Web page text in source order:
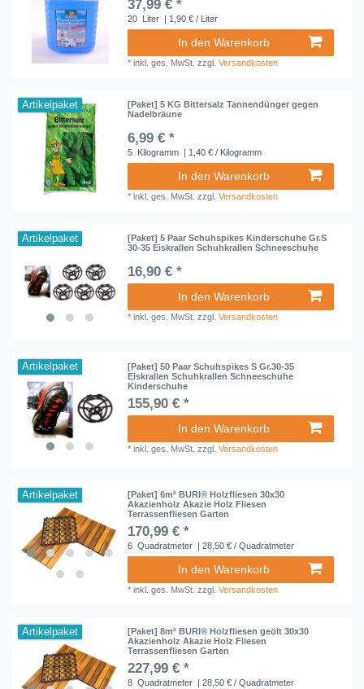
37,99 € *
20 Liter | 1,90 € / Liter
In den Warenkorb
*inkl. ges. MwSt. zzgl.Versandkosten
Artikelpaket
[Paket] 5 KG Bittersalz Tannendünger gegen
Nadelbräune
6,99 € *
5 Kilogramm | 1,40 € / Kilogramm
In den Warenkorb
*inkl. ges. MwSt. zzgl.Versandkosten
Artikelpaket
[Paket] 5 Paar Schuhspikes Kinderschuhe Gr.S
30-35 Eiskrallen Schuhkrallen Schneeschuhe
16,90 € *
In den Warenkorb
*inkl. ges. MwSt. zzgl.Versandkosten
Artikelpaket
[Paket] 50 Paar Schuhspikes S Gr.30-35
Eiskrallen Schuhkrallen Schneeschuhe
Kinderschuhe
155,90 € *
In den Warenkorb
*inkl. ges. MwSt. zzgl.Versandkosten
Artikelpaket
[Paket] 6m² BURI® Holzfliesen 30x30
Akazienholz Akazie Holz Fliesen
Terrassenfliesen Garten
170,99 € *
6 Quadratmeter | 28,50 € / Quadratmeter
In den Warenkorb
*inkl. ges. MwSt. zzgl.Versandkosten
Artikelpaket
[Paket] 8m² BURI® Holzfliesen geölt 30x30
Akazienholz Akazie Holz Fliesen
Terrassenfliesen Garten
227,99 € *
8 Quadratmeter | 28,50 € / Quadratmeter